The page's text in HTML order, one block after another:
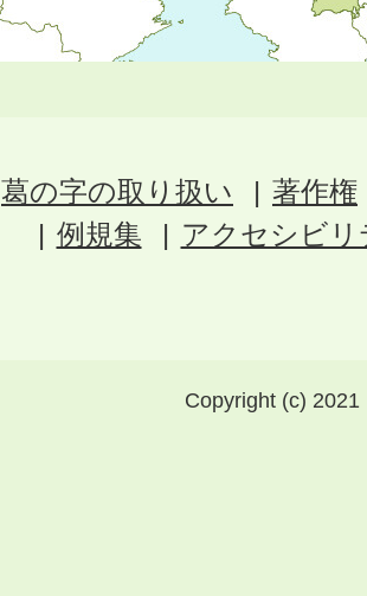
葛の字の取り扱い
著作権
例規集
アクセシビ
Copyright (c)